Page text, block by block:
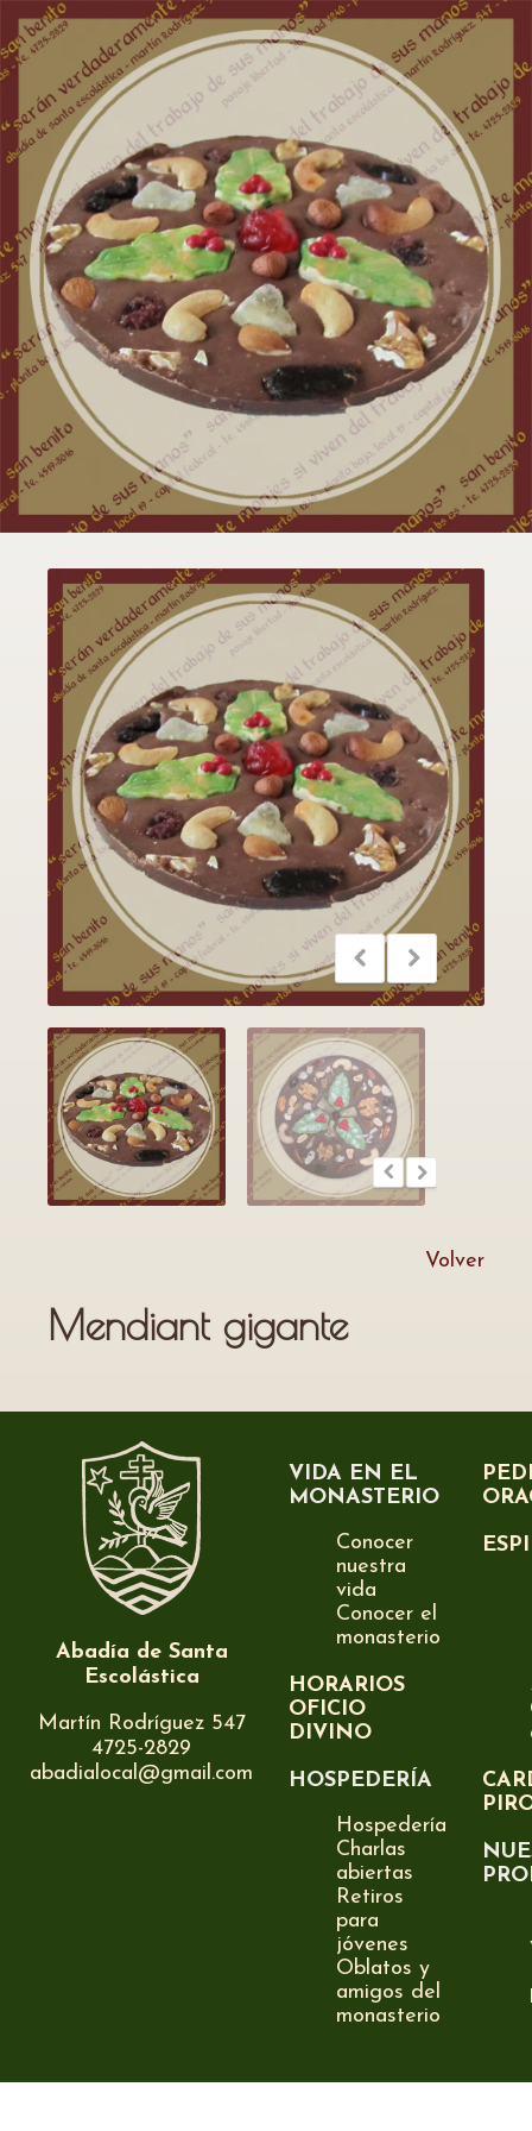
Volver
Mendiant gigante
Abadía de Santa
Escolástica
Martín Rodríguez 547
4725-2829
abadialocal@gmail.com
VIDA EN EL
MONASTERIO
Conocer
nuestra
vida
Conocer el
monasterio
HORARIOS
OFICIO
DIVINO
HOSPEDERÍA
Hospedería
Charlas
abiertas
Retiros
para
jóvenes
Oblatos y
amigos del
monasterio